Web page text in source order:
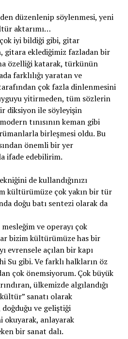
düzenlenip söylenmesi, yeni
aktarımı…
iyi bildiği gibi, gitar
gitara eklediğimiz fazladan bir
özelliği katarak, türkünün
farklılığı yaratan ve
çok fazla dinlenmesini
yitirmeden, tüm sözlerin
diksiyon ile söyleyişin
tınısının keman gibi
birleşmesi oldu. Bu
önemli bir yer
ifade edebilirim.
de kullandığınızı
kültürümüze çok yakın bir tür
doğu batı sentezi olarak da
mesleğim ve operayı çok
bizim kültürümüze has bir
evrensele açılan bir kapı
Su gibi. Ve farklı halkların öz
çok önemsiyorum. Çok büyük
ülkemizde algılandığı
sanatı olarak
ve geliştiği
okuyarak, anlayarak
bir sanat dalı.